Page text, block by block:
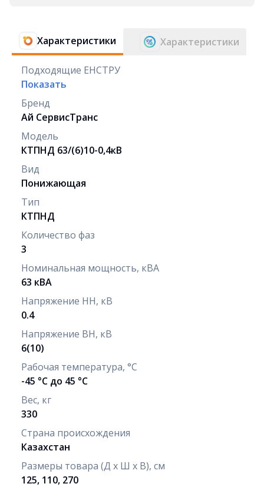
Характеристики Характеристики
Подходящие ЕНСТРУ
Показать
Бренд
Ай СервисТранс
Модель
КТПНД 63/(6)10-0,4кВ
Вид
Понижающая
Тип
КТПНД
Количество фаз
3
Номинальная мощность, кВА
63 кВА
Напряжение НН, кВ
0.4
Напряжение ВН, кВ
6(10)
Рабочая температура, °С
-45 °С до 45 °С
Вес, кг
330
Страна происхождения
Казахстан
Размеры товара (Д х Ш х В), см
125, 110, 270